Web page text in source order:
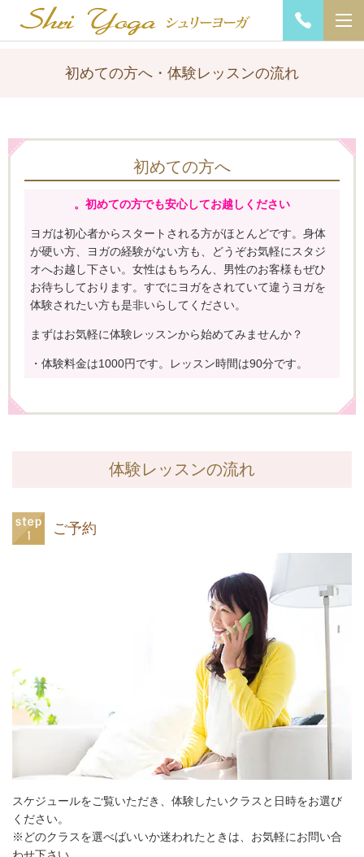
初めての方へ・体験レッスンの流れ
初めての方へ
。初めての方でも安心してお越しください
ヨガは初心者からスタートされる方がほとんどです。 身体
が硬い方、ヨガの経験がない方も、どうぞお気軽にスタジ
オへお越し下さい。 女性はもちろん、男性のお客様もぜひ
お待ちしております。 すでにヨガをされていて違うヨガを
体験されたい方も是非いらしてください。
まずはお気軽に体験レッスンから始めてみませんか？
・体験料金は1000円です。レッスン時間は90分です。
体験レッスンの流れ
ご予約
スケジュールをご覧いただき、体験したいクラスと日時をお選び
ください。
※どのクラスを選べばいいか迷われたときは、お気軽にお問い合
わせ下さい。